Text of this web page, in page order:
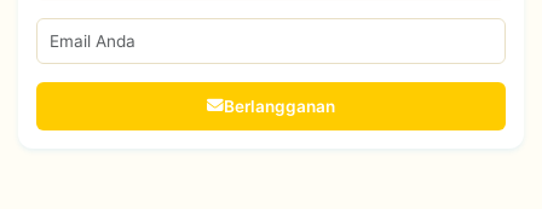
Berlangganan